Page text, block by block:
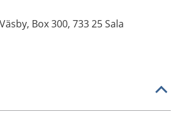
Box 300, 733 25 Sala